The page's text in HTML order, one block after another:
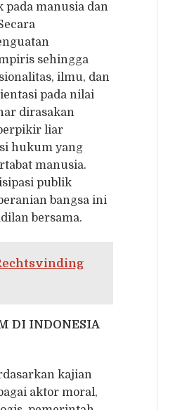
manusia dan
sehingga
ilmu, dan
pada nilai
dirasakan
liar
hukum yang
manusia.
publik
bangsa ini
bersama.
DI INDONESIA
kajian
aktor moral,